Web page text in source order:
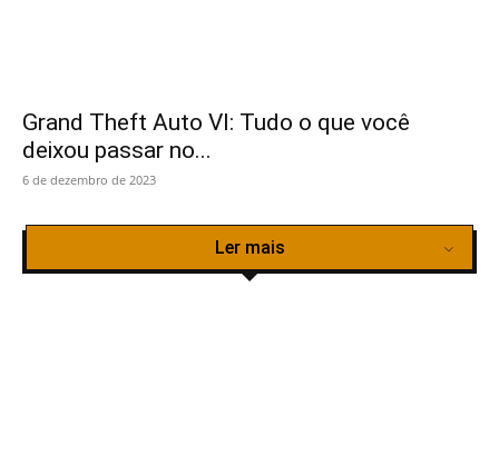
Grand Theft Auto VI: Tudo o que você
deixou passar no...
6 de dezembro de 2023
Ler mais